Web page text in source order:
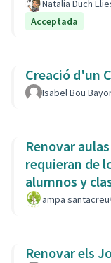
Natalia Duch
Acceptada
Creació d'un
Isabel Bou
Renovar
requieran de
alumnos y
ampa santacreu
Renovar els